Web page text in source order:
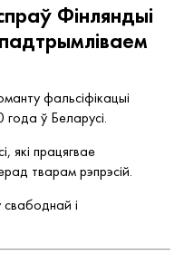
Фінляндыі
фальсіфікацыі
года ў Беларусі.
які працягвае
тварам рэпрэсій.
і